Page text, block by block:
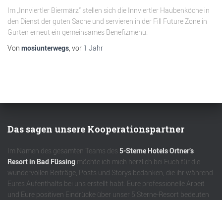
Im „Innviertler Biermärz“ stellen sich die Innviertler Haubenköche in
den Dienst der guten Sache und servieren in der Fill Future Zone in
Gurten erneut ein gemeinsames Benefizmenü.
Von mosiunterwegs , vor 1 Jahr
Das sagen unsere Kooperationspartner
Im Namen des gesamten Teams des 5-Sterne Hotels Ortner’s
Resort in Bad Füssing möchte ich mich herzlich bei Euch für die
wundervollen Beiträge, Posts und Storys bedanken, die ihr während
Eures Aufenthalts bei uns erstellt habt. Eure professionelle Arbeit
und Eure positiven Eindrücke über unser 5 Sterne-Resort bedeuten